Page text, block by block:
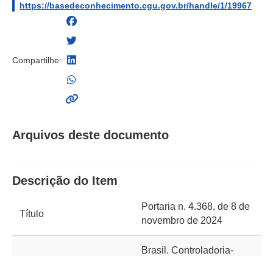
https://basedeconhecimento.cgu.gov.br/handle/1/19967
Compartilhe:
Arquivos deste documento
Descrição do Item
Título
Portaria n. 4.368, de 8 de
novembro de 2024
Brasil. Controladoria-